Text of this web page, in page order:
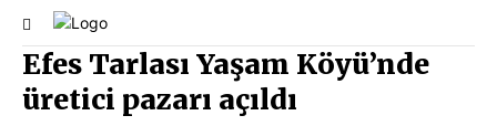
Efes Tarlası Yaşam Köyü’nde
üretici pazarı açıldı